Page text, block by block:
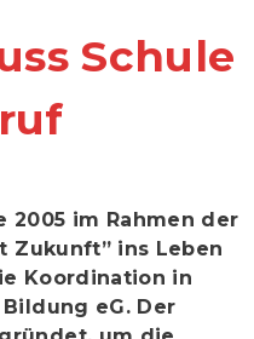
Schule
2005 im Rahmen der
Zukunft” ins Leben
Koordination in
eG. Der